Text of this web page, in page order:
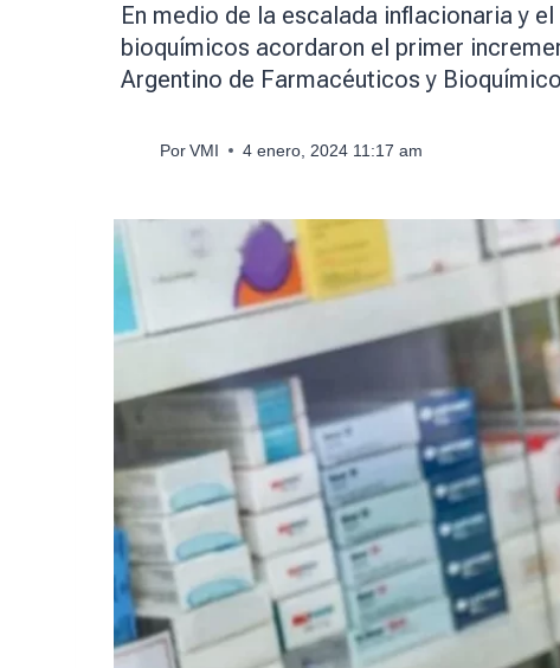
En medio de la escalada inflacionaria y
bioquímicos acordaron el primer
Argentino de Farmacéuticos y
Por VMI 4 enero, 2024 11:17 am